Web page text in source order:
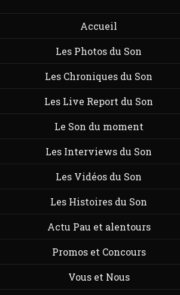
Accueil
Les Photos du Son
Les Chroniques du Son
Les Live Report du Son
Le Son du moment
Les Interviews du Son
Les Vidéos du Son
Les Histoires du Son
Actu Pau et alentours
Promos et Concours
Vous et Nous